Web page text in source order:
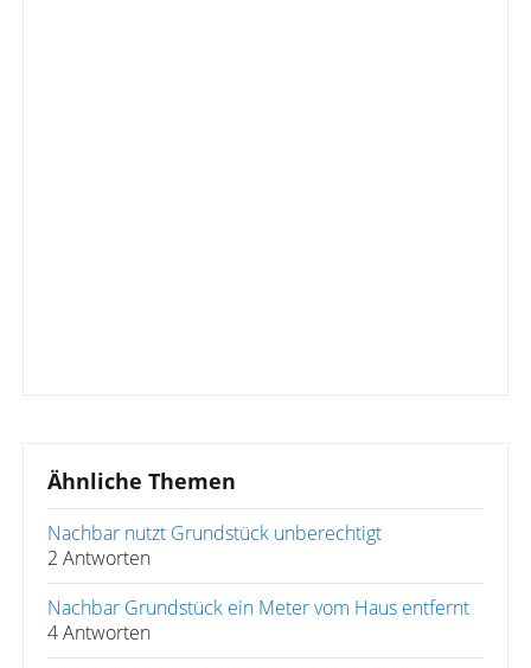
Ähnliche Themen
Nachbar nutzt Grundstück unberechtigt
2 Antworten
Nachbar Grundstück ein Meter vom Haus entfernt
4 Antworten